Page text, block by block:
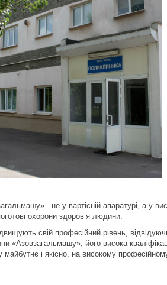
- не у вартісній апаратурі, а у
охорони здоров’я людини.
свій професійний рівень,
«Азовзагальмашу», його висока
і якісно, на високому